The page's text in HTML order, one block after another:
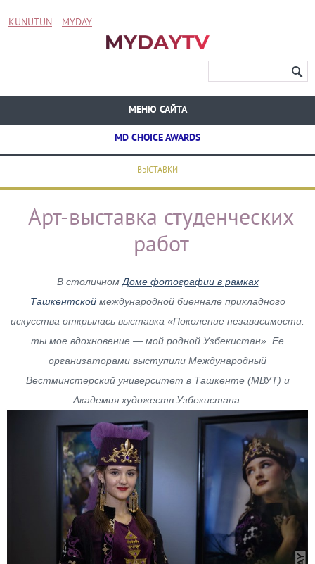
KUNUTUN MYDAY
МЕНЮ САЙТА
MD CHOICE AWARDS
ВЫСТАВКИ
Арт-выставка студенческих
работ
В столичном Доме фотографии в рамках
Ташкентскоймеждународной биеннале прикладного
искусства открылась выставка «Поколение независимости:
ты мое вдохновение — мой родной Узбекистан». Ее
организаторами выступили Международный
Вестминстерский университет в Ташкенте (МВУТ) и
Академия художеств Узбекистана.